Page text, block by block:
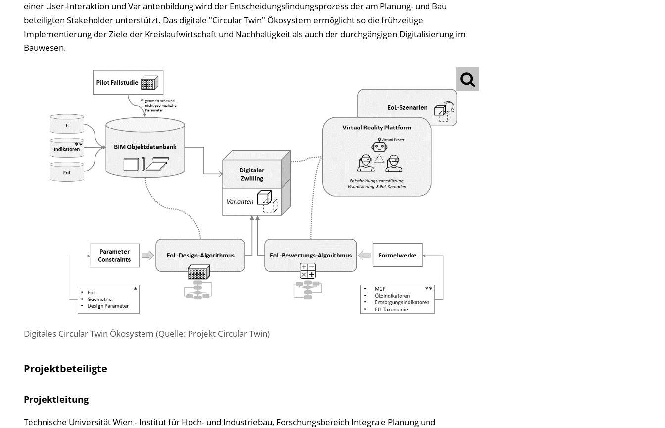
einer User-Interaktion und Variantenbildung wird der Entscheidungsfindungs­prozess der am Planung- und Bau
beteiligten Stakeholder unterstützt. Das digitale "Circular Twin" Ökosystem ermöglicht so die frühzeitige
Implementierung der Ziele der Kreislaufwirtschaft und Nachhaltigkeit als auch der durchgängigen Digitalisierung im
Bauwesen.
Digitales Circular Twin Ökosystem (Quelle: Projekt Circular Twin)
Projektbeteiligte
Projektleitung
Technische Universität Wien - Institut für Hoch- und Industriebau, Forschungsbereich Integrale Planung und